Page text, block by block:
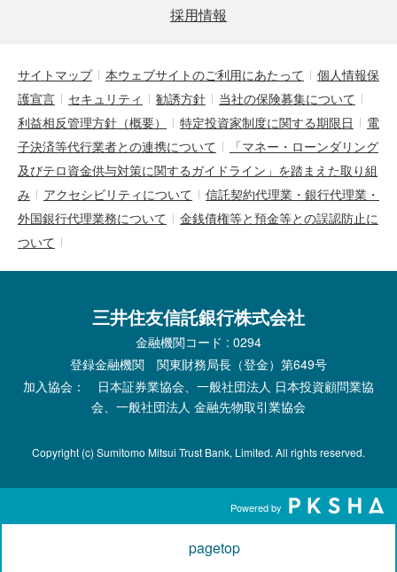
採用情報
サイトマップ 本ウェブサイトのご利用にあたって
個人情報保
護宣言
セキュリティ 勧誘方針
当社の保険募集について
利益相反管理方針（概要）
特定投資家制度に関する期限日
電
子決済等代行業者との連携について
「マネー・ローンダリング
及びテロ資金供与対策に関するガイドライン」を踏まえた取り組
み
アクセシビリティについて
信託契約代理業・銀行代理業・
外国銀行代理業務について
金銭債権等と預金等との誤認防止に
ついて
三井住友信託銀行株式会社
金融機関コード : 0294
登録金融機関 関東財務局長（登金）第649号
加入協会： 日本証券業協会、一般社団法人 日本投資顧問業協
会、一般社団法人 金融先物取引業協会
Copyright (c) Sumitomo Mitsui Trust Bank, Limited. All rights reserved.
Powered by
pagetop